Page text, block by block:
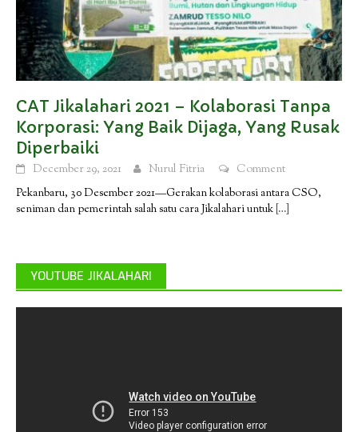
CAT Jikalahari 2021 – Kolaborasi Tanpa
Korporasi: Yang Baik Dijaga, Yang Rusak
Diperbaiki
December 29, 2021 Nurul Fitria
Comment
Pekanbaru, 30 Desember 2021—Gerakan kolaborasi antara CSO,
seniman dan pemerintah salah satu cara Jikalahari untuk […]
YOUTUBE JIKALAHARI